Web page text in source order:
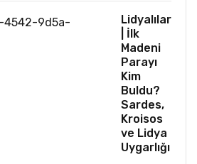
Lidyalılar
| İlk
Madeni
Parayı
Kim
Buldu?
Sardes,
Kroisos
ve Lidya
Uygarlığı